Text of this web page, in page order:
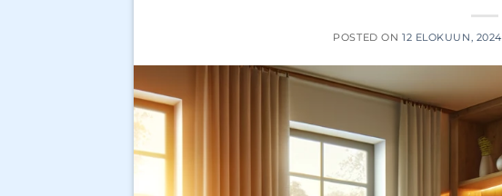
POSTED ON 12 ELOKUUN, 2024